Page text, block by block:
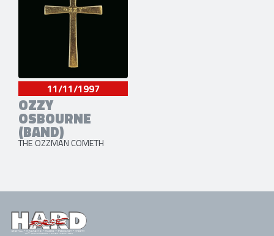
11/11/1997
OZZY
OSBOURNE
(BAND)
THE OZZMAN COMETH